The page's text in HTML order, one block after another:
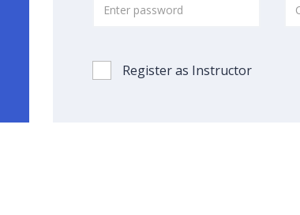
Register as Instructor